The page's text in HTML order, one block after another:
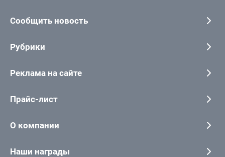
Сообщить новость
Рубрики
Реклама на сайте
Прайс-лист
О компании
Наши награды